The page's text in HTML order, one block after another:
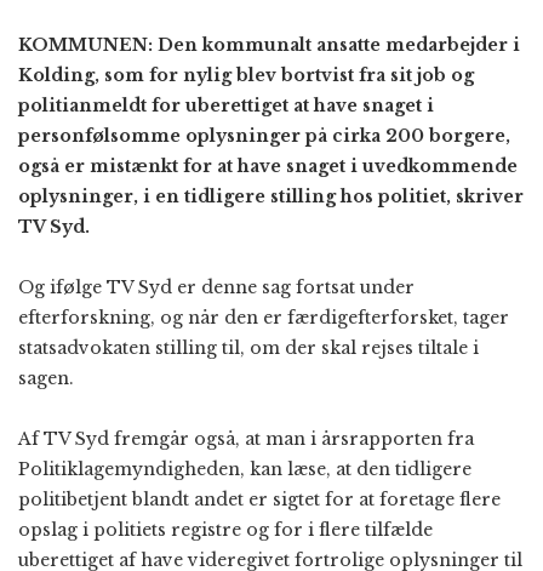
KOMMUNEN: Den kommunalt ansatte medarbejder i
Kolding, som for nylig blev bortvist fra sit job og
politianmeldt for uberettiget at have snaget i
personfølsomme oplysninger på cirka 200 borgere,
også er mistænkt for at have snaget i uvedkommende
oplysninger, i en tidligere stilling hos politiet, skriver
TV Syd.
Og ifølge TV Syd er denne sag fortsat under
efterforskning, og når den er færdigefterforsket, tager
statsadvokaten stilling til, om der skal rejses tiltale i
sagen.
Af TV Syd fremgår også, at man i årsrapporten fra
Politiklagemyndigheden, kan læse, at den tidligere
politibetjent blandt andet er sigtet for at foretage flere
opslag i politiets registre og for i flere tilfælde
uberettiget af have videregivet fortrolige oplysninger til